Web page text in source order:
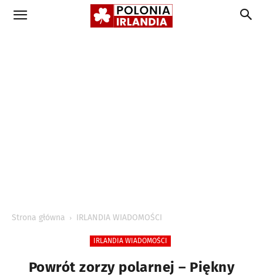
Strona główna IRLANDIA WIADOMOŚCI
IRLANDIA WIADOMOŚCI
Powrót zorzy polarnej – Piękny